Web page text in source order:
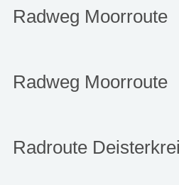
Radweg Moorroute
Radweg Moorroute
Radroute